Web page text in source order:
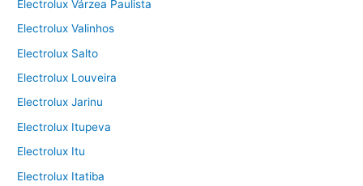
Electrolux Várzea Paulista
Electrolux Valinhos
Electrolux Salto
Electrolux Louveira
Electrolux Jarinu
Electrolux Itupeva
Electrolux Itu
Electrolux Itatiba